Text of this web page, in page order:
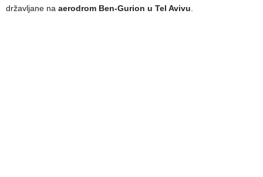
državljane na aerodrom Ben-Gurion u Tel Avivu.